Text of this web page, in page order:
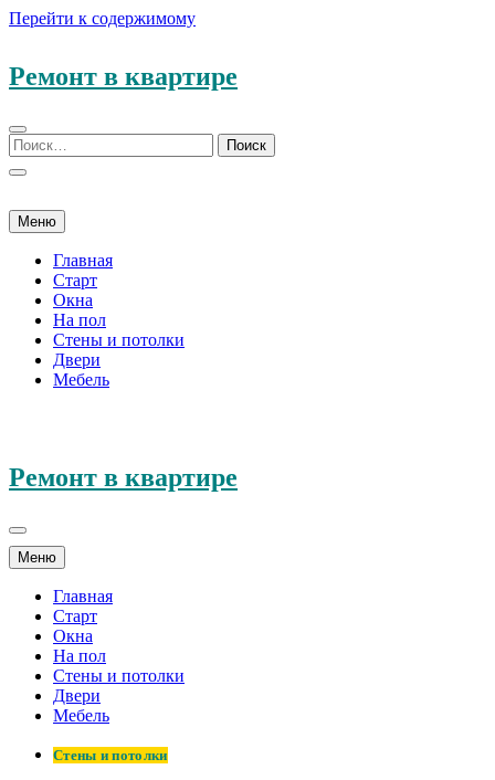
Перейти к содержимому
Ремонт в квартире
Меню
Главная
Старт
Окна
На пол
Стены и потолки
Двери
Мебель
Ремонт в квартире
Меню
Главная
Старт
Окна
На пол
Стены и потолки
Двери
Мебель
Стены и потолки